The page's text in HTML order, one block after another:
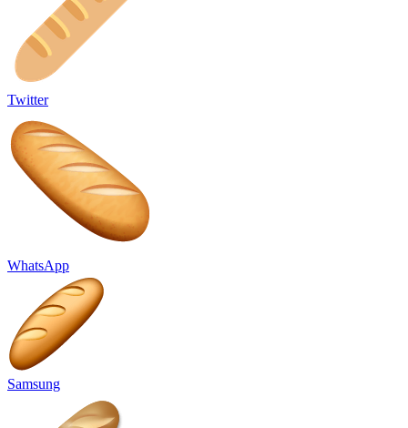
Twitter
WhatsApp
Samsung